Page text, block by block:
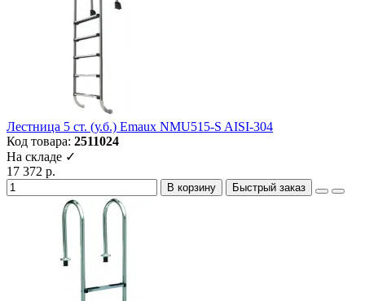
Лестница 5 ст. (у.б.) Emaux NMU515-S AISI-304
Код товара: 2511024
На складе ✓
17 372 р.
В корзину Быстрый заказ